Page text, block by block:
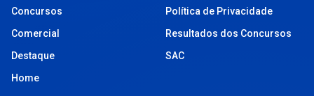
Concursos
Comercial
Destaque
Home
Política de Privacidade
Resultados dos Concursos
SAC